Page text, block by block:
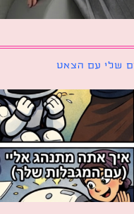
עם הצאט